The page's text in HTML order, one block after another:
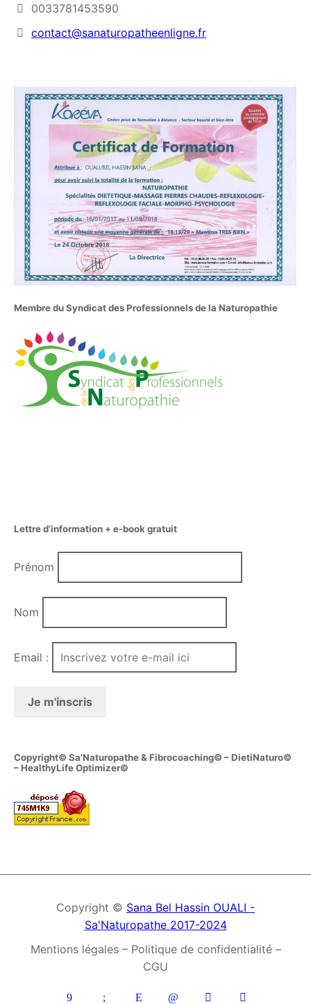
0033781453590
contact@sanaturopatheenligne.fr
Membre du Syndicat des Professionnels de la Naturopathie
Lettre d’information + e-book gratuit
Prénom
Nom
Email :
Copyright© Sa’Naturopathe & Fibrocoaching© – DietiNaturo©
– HealthyLife Optimizer©
Copyright © Sana Bel Hassin OUALI -
Sa'Naturopathe 2017-2024
Mentions légales – Politique de confidentialité –
CGU